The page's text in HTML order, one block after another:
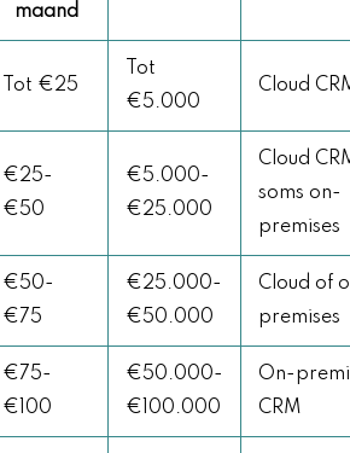
maand
Tot €25
Tot
€5.000
Cloud
€25-
€50
€5.000-
€25.000
Cloud
soms on-
premises
€50-
€75
€25.000-
€50.000
Cloud of
premises
€75-
€100
€50.000-
€100.000
On-
CRM